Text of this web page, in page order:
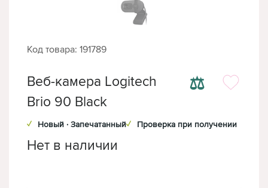
Код товара: 191789
⚖
Веб-камера Logitech
Brio 90 Black
✓ Новый · Запечатанный✓ Проверка при получении
Нет в наличии